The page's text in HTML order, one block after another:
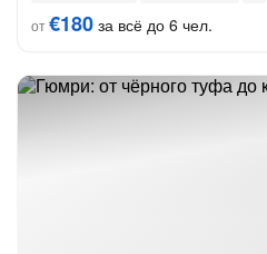
от€180 за всё до 6 чел.